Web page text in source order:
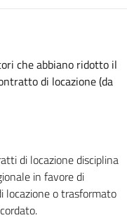
che abbiano ridotto il
di locazione (da
di locazione disciplina
in favore di
locazione o trasformato